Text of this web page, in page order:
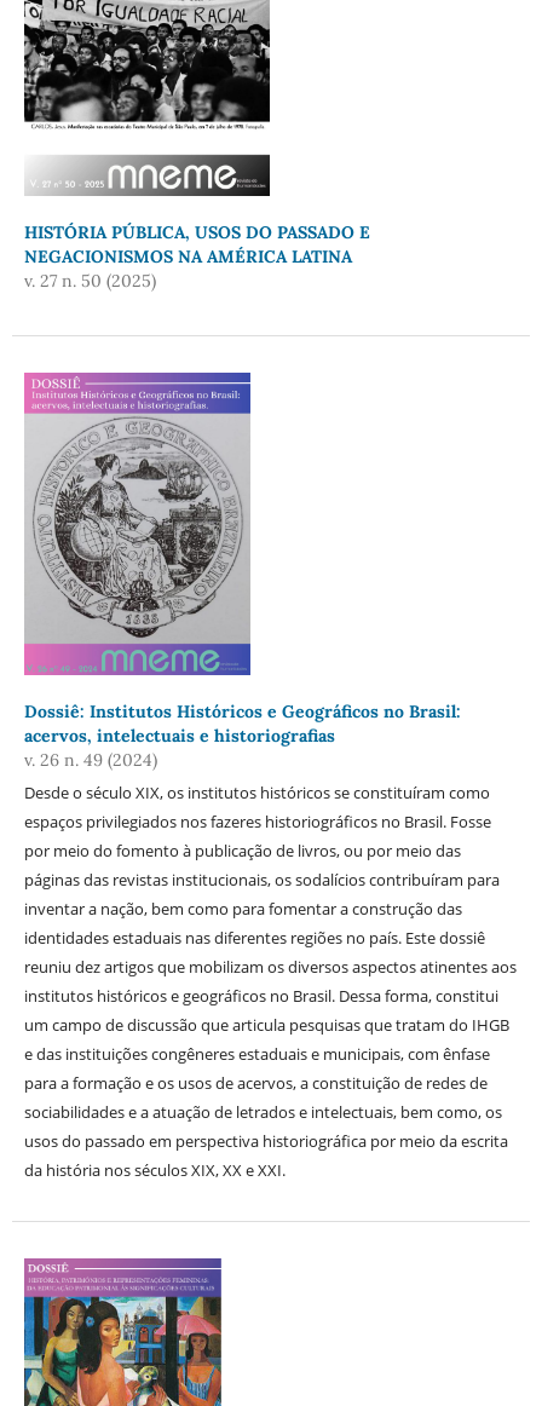
HISTÓRIA PÚBLICA, USOS DO PASSADO E
NEGACIONISMOS NA AMÉRICA LATINA
v. 27 n. 50 (2025)
Dossiê: Institutos Históricos e Geográficos no Brasil:
acervos, intelectuais e historiografias
v. 26 n. 49 (2024)
Desde o século XIX, os institutos históricos se constituíram como
espaços privilegiados nos fazeres historiográficos no Brasil. Fosse
por meio do fomento à publicação de livros, ou por meio das
páginas das revistas institucionais, os sodalícios contribuíram para
inventar a nação, bem como para fomentar a construção das
identidades estaduais nas diferentes regiões no país. Este dossiê
reuniu dez artigos que mobilizam os diversos aspectos atinentes aos
institutos históricos e geográficos no Brasil. Dessa forma, constitui
um campo de discussão que articula pesquisas que tratam do IHGB
e das instituições congêneres estaduais e municipais, com ênfase
para a formação e os usos de acervos, a constituição de redes de
sociabilidades e a atuação de letrados e intelectuais, bem como, os
usos do passado em perspectiva historiográfica por meio da escrita
da história nos séculos XIX, XX e XXI.